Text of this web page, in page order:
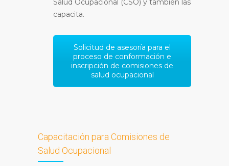
Salud Ocupacional (CSO) y también las
capacita.
Solicitud de asesoría para el
proceso de conformación e
inscripción de comisiones de
salud ocupacional
Capacitación para Comisiones de
Salud Ocupacional